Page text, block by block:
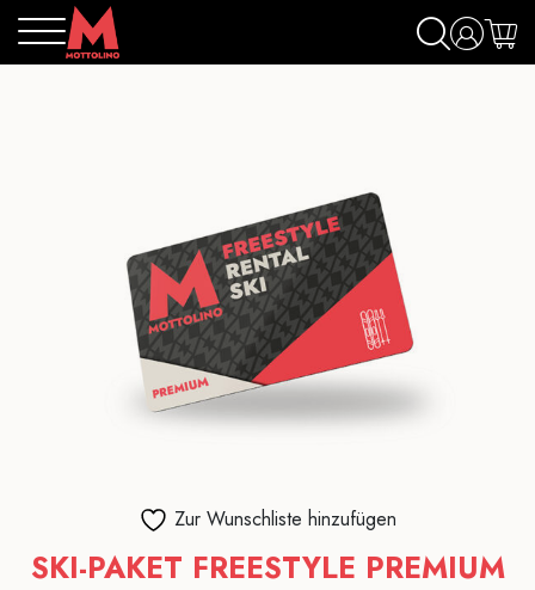
Zur Wunschliste hinzufügen
SKI-PAKET FREESTYLE PREMIUM